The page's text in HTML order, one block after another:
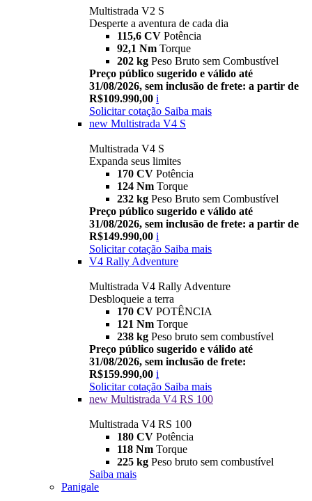
Multistrada V2 S
Desperte a aventura de cada dia
115,6 CV Potência
92,1 Nm Torque
202 kg Peso Bruto sem Combustível
Preço público sugerido e válido até
31/08/2026, sem inclusão de frete: a partir de
R$109.990,00 i
Solicitar cotação Saiba mais
new Multistrada V4 S
Multistrada V4 S
Expanda seus limites
170 CV Potência
124 Nm Torque
232 kg Peso Bruto sem Combustível
Preço público sugerido e válido até
31/08/2026, sem inclusão de frete: a partir de
R$149.990,00 i
Solicitar cotação Saiba mais
V4 Rally Adventure
Multistrada V4 Rally Adventure
Desbloqueie a terra
170 CV POTÊNCIA
121 Nm Torque
238 kg Peso bruto sem combustível
Preço público sugerido e válido até
31/08/2026, sem inclusão de frete:
R$159.990,00 i
Solicitar cotação Saiba mais
new Multistrada V4 RS 100
Multistrada V4 RS 100
180 CV Potência
118 Nm Torque
225 kg Peso bruto sem combustível
Saiba mais
Panigale